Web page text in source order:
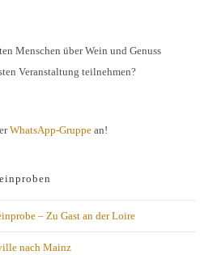
Menschen über Wein und Genuss
Veranstaltung teilnehmen?
WhatsApp-Gruppe an!
– Zu Gast an der Loire
nach Mainz